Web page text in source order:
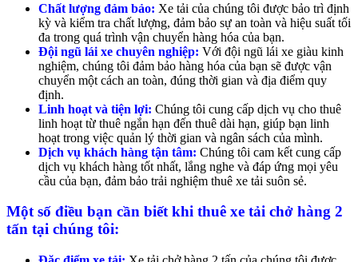
Chất lượng đảm bảo: Xe tải của chúng tôi được bảo trì định
kỳ và kiểm tra chất lượng, đảm bảo sự an toàn và hiệu suất tối
đa trong quá trình vận chuyển hàng hóa của bạn.
Đội ngũ lái xe chuyên nghiệp: Với đội ngũ lái xe giàu kinh
nghiệm, chúng tôi đảm bảo hàng hóa của bạn sẽ được vận
chuyển một cách an toàn, đúng thời gian và địa điểm quy
định.
Linh hoạt và tiện lợi: Chúng tôi cung cấp dịch vụ cho thuê
linh hoạt từ thuê ngắn hạn đến thuê dài hạn, giúp bạn linh
hoạt trong việc quản lý thời gian và ngân sách của mình.
Dịch vụ khách hàng tận tâm: Chúng tôi cam kết cung cấp
dịch vụ khách hàng tốt nhất, lắng nghe và đáp ứng mọi yêu
cầu của bạn, đảm bảo trải nghiệm thuê xe tải suôn sẻ.
Một số điều bạn cần biết khi thuê xe tải chở hàng 2
tấn tại chúng tôi: